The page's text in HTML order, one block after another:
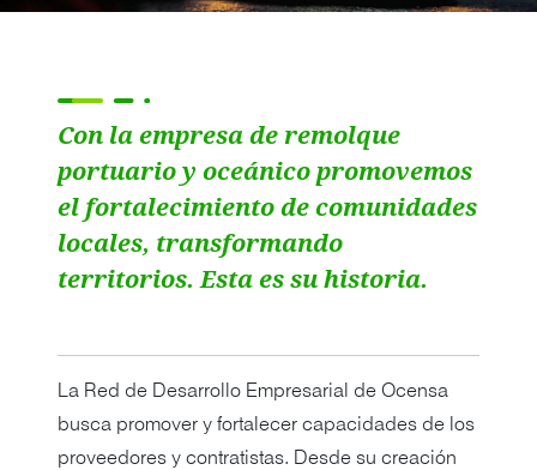
Con la empresa de remolque
portuario y oceánico promovemos
el fortalecimiento de comunidades
locales, transformando
territorios. Esta es su historia.
La Red de Desarrollo Empresarial de Ocensa
busca promover y fortalecer capacidades de los
proveedores y contratistas. Desde su creación